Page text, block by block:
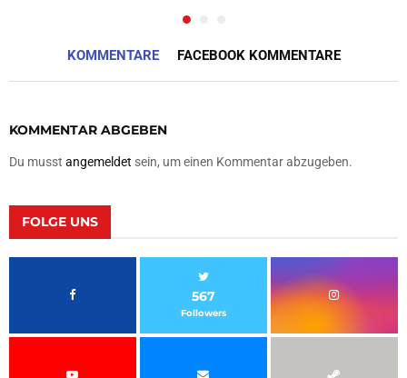
KOMMENTARE FACEBOOK KOMMENTARE
KOMMENTAR ABGEBEN
Du musst angemeldet sein, um einen Kommentar abzugeben.
FOLGE UNS
567
Followers